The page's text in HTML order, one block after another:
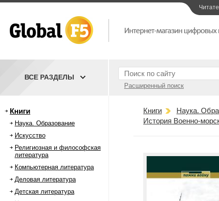
Расширенный поиск
ВСЕ РАЗДЕЛЫ
Книги
Наука. Образование
Искусство
Религиозная и философская
литература
Компьютерная литература
Деловая литература
Детская литература
Книги
Наука.
История Военно-